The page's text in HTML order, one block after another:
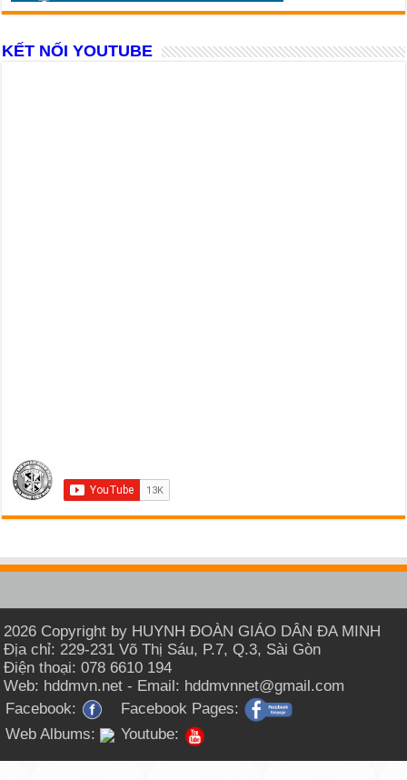
KẾT NỐI YOUTUBE
2026 Copyright by HUYNH ĐOÀN GIÁO DÂN ĐA MINH
Địa chỉ: 229-231 Võ Thị Sáu, P.7, Q.3, Sài Gòn
Điện thoại: 078 6610 194
Web: hddmvn.net - Email: hddmvnnet@gmail.com
Facebook:
Facebook Pages:
Web Albums:
Youtube: